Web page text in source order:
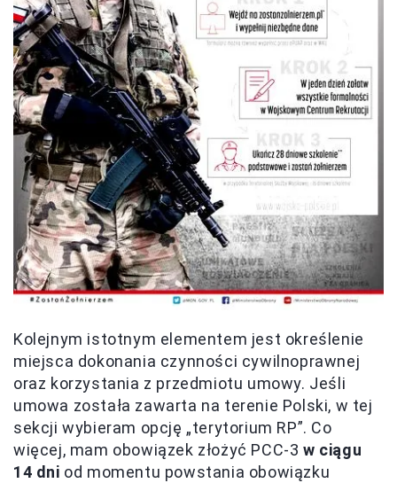
Kolejnym istotnym elementem jest określenie
miejsca dokonania czynności cywilnoprawnej
oraz korzystania z przedmiotu umowy. Jeśli
umowa została zawarta na terenie Polski, w tej
sekcji wybieram opcję „terytorium RP”. Co
więcej, mam obowiązek złożyć PCC-3w ciągu
14 dni od momentu powstania obowiązku